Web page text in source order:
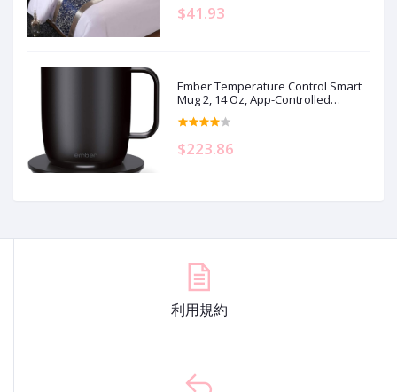
$41.93
Ember Temperature Control Smart
Mug 2, 14 Oz, App-Controlled
Heated Coffee Mug with 80 Min
Battery Life and Improved Design,
$223.86
利用規約